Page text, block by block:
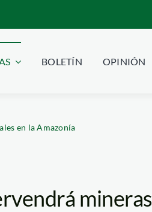
BOLETÍN OPINIÓN
en la Amazonía
mineras